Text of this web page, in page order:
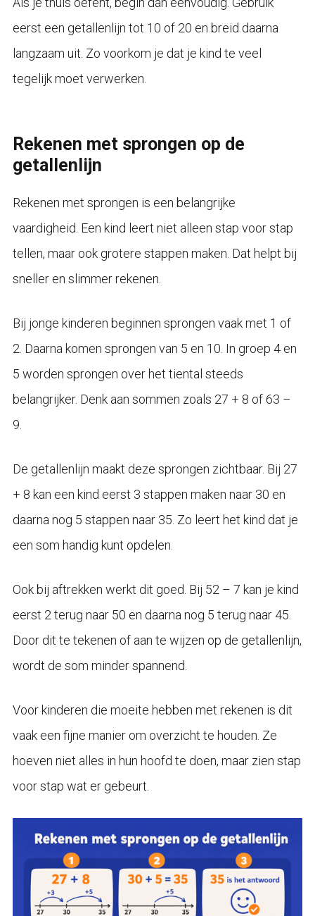
eerst een getallenlijn tot 10 of 20 en breid daarna
langzaam uit. Zo voorkom je dat je kind te veel
tegelijk moet verwerken.
Rekenen met sprongen op de
getallenlijn
Rekenen met sprongen is een belangrijke
vaardigheid. Een kind leert niet alleen stap voor stap
tellen, maar ook grotere stappen maken. Dat helpt bij
sneller en slimmer rekenen.
Bij jonge kinderen beginnen sprongen vaak met 1 of
2. Daarna komen sprongen van 5 en 10. In groep 4 en
5 worden sprongen over het tiental steeds
belangrijker. Denk aan sommen zoals 27 + 8 of 63 –
9.
De getallenlijn maakt deze sprongen zichtbaar. Bij 27
+ 8 kan een kind eerst 3 stappen maken naar 30 en
daarna nog 5 stappen naar 35. Zo leert het kind dat je
een som handig kunt opdelen.
Ook bij aftrekken werkt dit goed. Bij 52 – 7 kan je kind
eerst 2 terug naar 50 en daarna nog 5 terug naar 45.
Door dit te tekenen of aan te wijzen op de getallenlijn,
wordt de som minder spannend.
Voor kinderen die moeite hebben met rekenen is dit
vaak een fijne manier om overzicht te houden. Ze
hoeven niet alles in hun hoofd te doen, maar zien stap
voor stap wat er gebeurt.